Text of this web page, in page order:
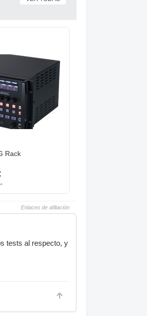
Rack
Enlaces de afiliación
tests al respecto, y